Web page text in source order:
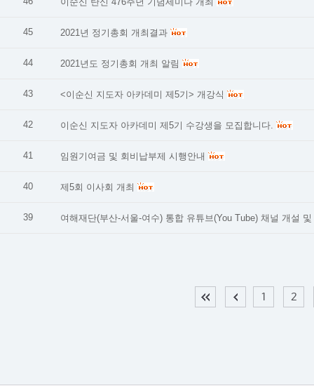
45 2021년 정기총회 개최결과
44 2021년도 정기총회 개최 알림
43 <이순신 지도자 아카데미 제5기> 개강식
42 이순신 지도자 아카데미 제5기 수강생을 모집합니다.
41 임원기여금 및 회비납부제 시행안내
40 제5회 이사회 개최
39 여해재단(부산-서울-여수) 통합 유튜브(You Tube) 채널 개설
1 2